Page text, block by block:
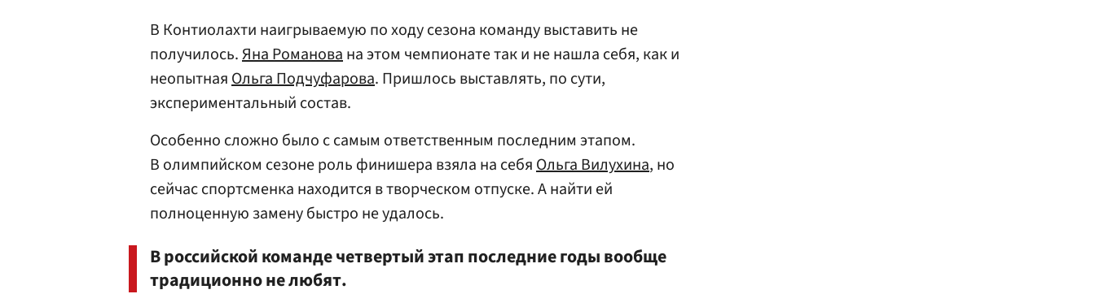
В Контиолахти наигрываемую по ходу сезона команду выставить не
получилось.Яна Романована этом чемпионате так и не нашла себя, как и
неопытнаяОльга Подчуфарова. Пришлось выставлять, по сути,
экспериментальный состав.
Особенно сложно было с самым ответственным последним этапом.
В олимпийском сезоне роль финишера взяла на себяОльга Вилухина, но
сейчас спортсменка находится в творческом отпуске. А найти ей
полноценную замену быстро не удалось.
В российской команде четвертый этап последние годы вообще
традиционно не любят.